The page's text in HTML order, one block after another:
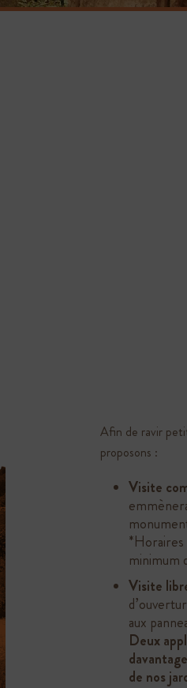
TABLE
Afin de ravir
proposons :
Visite
*Horaires
minimum
Visite
aux
Deux
de nos